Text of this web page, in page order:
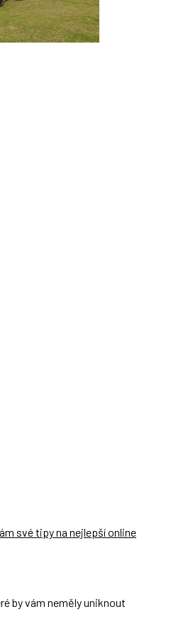
své tipy na nejlepší online
by vám neměly uniknout